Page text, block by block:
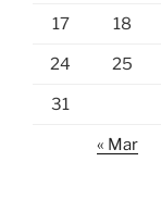
17 18
24 25
31
« Mar